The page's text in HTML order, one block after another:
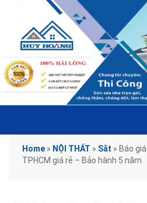
Home » NỘI THẤT » Sắt » Báo
TPHCM giá rẻ – Bảo hành 5 năm